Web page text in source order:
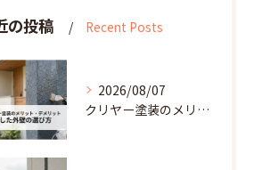
の投稿 Recent Posts
2026/08/07
クリヤー塗装のメリットデメリットと適した外壁の選び方